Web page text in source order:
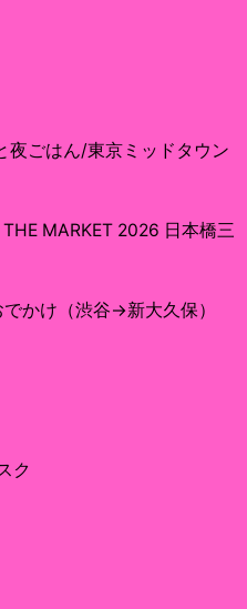
夜ごはん/東京ミッドタウン
MARKET 2026 日本橋三
かけ（渋谷→新大久保）
ク